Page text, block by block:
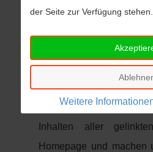
das LG, nur dadurch
sich ausdrücklich von
Wir haben Links zu
Links gilt, dass wir
Gestaltung und die
Wir distanzieren uns
Inhalten aller
Homepage und
der Seite zur Verfügung stehen.
Weitere